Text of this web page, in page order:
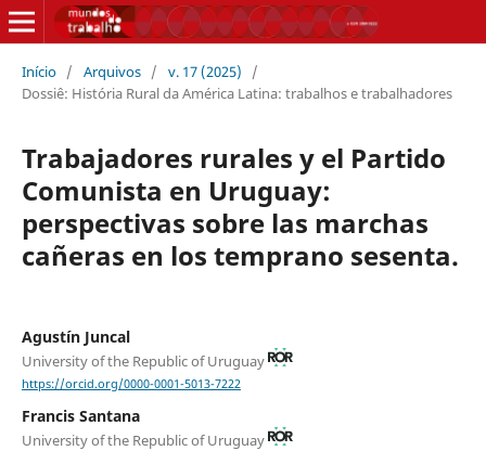
Início / Arquivos / v. 17 (2025)
/
Dossiê: História Rural da América Latina: trabalhos e trabalhadores
Trabajadores rurales y el Partido
Comunista en Uruguay:
perspectivas sobre las marchas
cañeras en los temprano sesenta.
Agustín Juncal
University of the Republic of Uruguay
https://orcid.org/0000-0001-5013-7222
Francis Santana
University of the Republic of Uruguay